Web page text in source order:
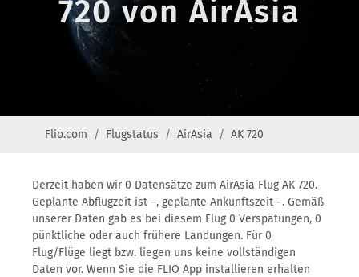
720 von AirAsia
Flio.com Flugstatus AirAsia AK 720
Derzeit haben wir 0 Datensätze zum AirAsia Flug AK 720.
Geplante Abflugzeit ist –, geplante Ankunftszeit –. Gemäß
unserer Daten gab es bei diesem Flug 0 Verspätungen, 0
pünktliche oder auch frühere Landungen. Für 0
Flug/Flüge liegt bzw. liegen uns keine vollständigen
Daten vor. Wenn Sie die FLIO App installieren erhalten